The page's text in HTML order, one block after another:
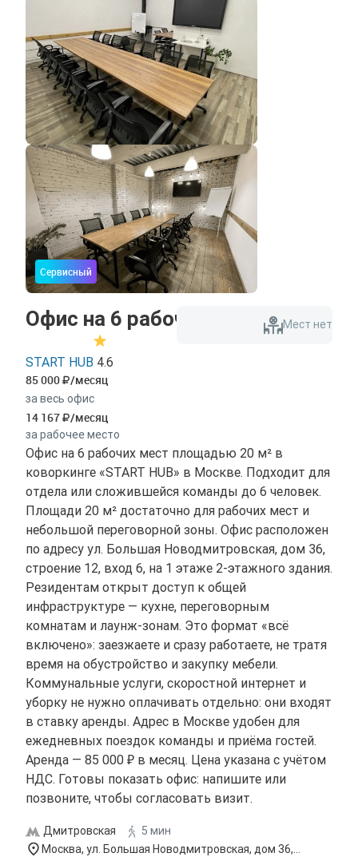
Сервисный
Офис на 6 рабочих мест
START HUB 4.6
85 000 /месяц
за весь офис
14 167 /месяц
за рабочее место
Офис на 6 рабочих мест площадью 20 м² в
коворкинге «START HUB» в Москве. Подходит для
отдела или сложившейся команды до 6 человек.
Площади 20 м² достаточно для рабочих мест и
небольшой переговорной зоны. Офис расположен
по адресу ул. Большая Новодмитровская, дом 36,
строение 12, вход 6, на 1 этаже 2-этажного здания.
Резидентам открыт доступ к общей
инфраструктуре — кухне, переговорным
комнатам и лаунж-зонам. Это формат «всё
включено»: заезжаете и сразу работаете, не тратя
время на обустройство и закупку мебели.
Коммунальные услуги, скоростной интернет и
уборку не нужно оплачивать отдельно: они входят
в ставку аренды. Адрес в Москве удобен для
ежедневных поездок команды и приёма гостей.
Аренда — 85 000 ₽ в месяц. Цена указана с учётом
НДС. Готовы показать офис: напишите или
позвоните, чтобы согласовать визит.
Дмитровская
5 мин
Москва, ул. Большая Новодмитровская, дом 36,
Мест нет